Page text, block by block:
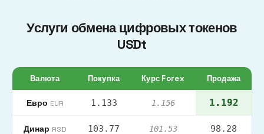
Услуги обмена цифровых токенов
USDt
Валюта Покупка Курс Forex Продажа
Евро EUR 1.133 1.156 1.192
Динар RSD 103.77 101.53 98.28